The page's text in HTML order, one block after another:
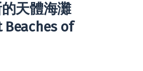
天體海灘
Beaches of